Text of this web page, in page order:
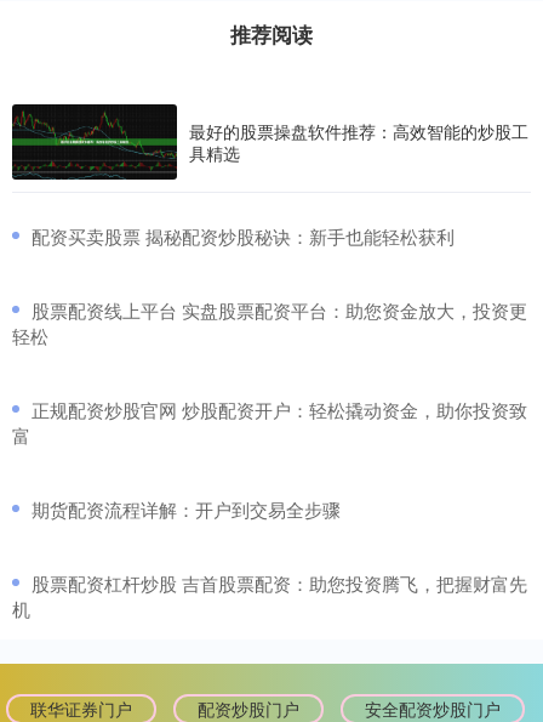
推荐阅读
最好的股票操盘软件推荐：高效智能的炒股工
具精选
​配资买卖股票 揭秘配资炒股秘诀：新手也能轻松获利
​股票配资线上平台 实盘股票配资平台：助您资金放大，投资更
轻松
​正规配资炒股官网 炒股配资开户：轻松撬动资金，助你投资致
富
​期货配资流程详解：开户到交易全步骤
​股票配资杠杆炒股 吉首股票配资：助您投资腾飞，把握财富先
机
联华证券门户 配资炒股门户 安全配资炒股门户